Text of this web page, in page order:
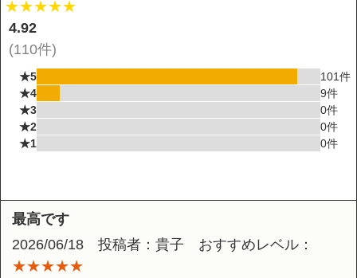
★★★★★
4.92
(110件)
★5
101件
★4
9件
★3
0件
★2
0件
★1
0件
最高です
2026/06/18 投稿者：貴子 おすすめレベル：
★★★★★